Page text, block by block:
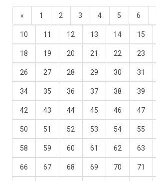
« 1 2 3 4 5 6
10 11 12 13 14 15
18 19 20 21 22 23
26 27 28 29 30 31
34 35 36 37 38 39
42 43 44 45 46 47
50 51 52 53 54 55
58 59 60 61 62 63
66 67 68 69 70 71